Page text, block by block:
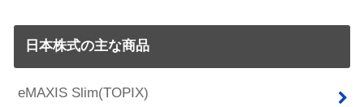
日本株式の主な商品
eMAXIS Slim(TOPIX)